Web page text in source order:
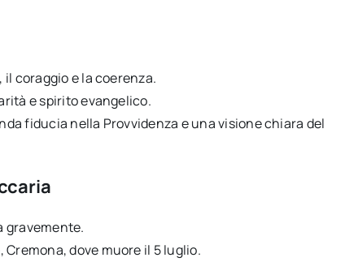
coraggio e la coerenza.
e spirito evangelico.
fiducia nella Provvidenza e una visione chiara del
gravemente.
dove muore il 5 luglio.